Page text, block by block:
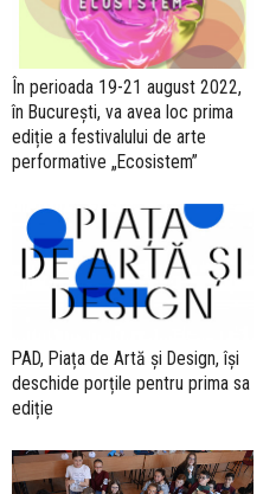
În perioada 19-21 august 2022,
în București, va avea loc prima
ediție a festivalului de arte
performative „Ecosistem”
PAD, Piața de Artă și Design, își
deschide porțile pentru prima sa
ediție